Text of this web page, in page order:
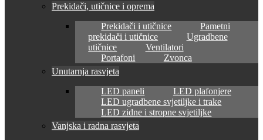
Prekidači, utičnice i oprema
Prekidači i utičnice
Pametni
prekidači i utičnice
Ugradbene
utičnice
Ventilatori
Portafoni
Zvonca
Unutarnja rasvjeta
LED paneli
LED plafonjere
LED ugradbene svjetiljke i trake
LED zidne i stropne svjetiljke
Vanjska i radna rasvjeta